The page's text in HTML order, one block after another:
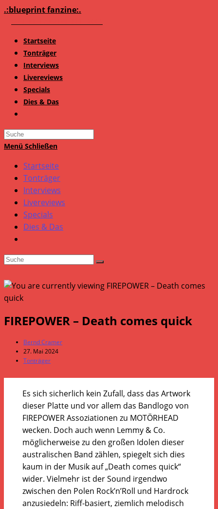
Zum
.:blueprint fanzine:.
Startseite
Tonträger
Interviews
Livereviews
Specials
Dies & Das
Search
this
Menü Schließen
Startseite
Tonträger
Interviews
Livereviews
Specials
Dies & Das
FIREPOWER – Death comes quick
Beitrags-
Autor:
Bernd Cramer
Beitrag
veröffentlicht:
27. Mai 2024
Beitrags-
Tonträger
Es sich sicherlich kein Zufall, dass das Artwork
dieser Platte und vor allem das Bandlogo von
FIREPOWER Assoziationen zu MOTÖRHEAD
wecken. Doch auch wenn Lemmy & Co.
möglicherweise zu den großen Idolen dieser
australischen Band zählen, spiegelt sich dies
kaum in der Musik auf „Death comes quick“
wider. Vielmehr ist der Sound irgendwo
zwischen den Polen Rock’n’Roll und Hardrock
anzusiedeln: Riff-basiert, ziemlich melodisch